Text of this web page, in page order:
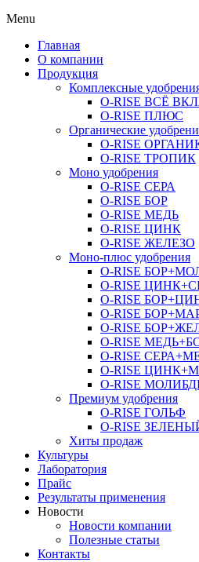
Menu
Главная
О компании
Продукция
Комплексные
O-RISE ВСЁ
O-RISE ПЛЮС
Органические
O-RISE
O-RISE ТРОПИК
Моно удобрения
O-RISE СЕРА
O-RISE БОР
O-RISE МЕДЬ
O-RISE ЦИНК
O-RISE ЖЕЛЕЗО
Моно-плюс удобрения
O-RISE
O-RISE
O-RISE
O-RISE
O-RISE
O-RISE
O-RISE
O-RISE
O-RISE
Премиум удобрения
O-RISE ГОЛЬФ
O-RISE
Хиты продаж
Культуры
Лаборатория
Прайс
Результаты применения
Новости
Новости компании
Полезные статьи
Контакты